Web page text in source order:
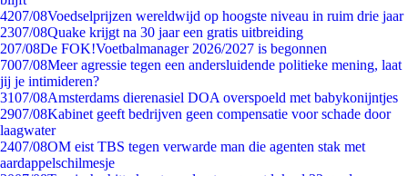
4207/08Voedselprijzen wereldwijd op hoogste niveau in ruim drie jaar
2307/08Quake krijgt na 30 jaar een gratis uitbreiding
207/08De FOK!Voetbalmanager 2026/2027 is begonnen
7007/08Meer agressie tegen een andersluidende politieke mening, laat
jij je intimideren?
3107/08Amsterdams dierenasiel DOA overspoeld met babykonijntjes
2907/08Kabinet geeft bedrijven geen compensatie voor schade door
laagwater
2407/08OM eist TBS tegen verwarde man die agenten stak met
aardappelschilmesje